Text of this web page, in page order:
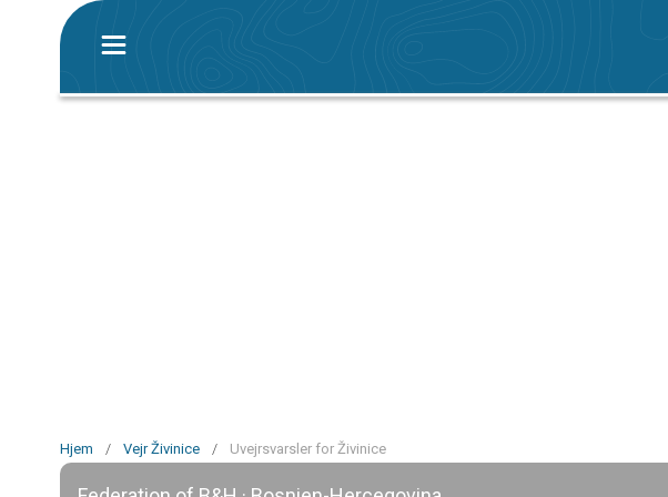
Hjem / Vejr Živinice / Uvejrsvarsler for Živinice